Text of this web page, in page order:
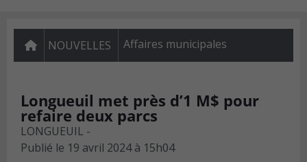
NOUVELLES Affaires municipales
Longueuil met près d’1 M$ pour
refaire deux parcs
LONGUEUIL -
Publié le 19 avril 2024 à 15h04